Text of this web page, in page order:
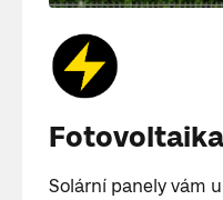
Fotovoltaika
Solární panely vám